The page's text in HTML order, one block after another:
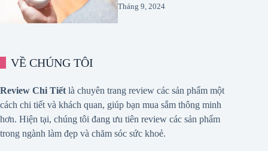
Tháng 9, 2024
VỀ CHÚNG TÔI
Review Chi Tiết là chuyên trang review các sản phẩm một
cách chi tiết và khách quan, giúp bạn mua sắm thông minh
hơn. Hiện tại, chúng tôi đang ưu tiên review các sản phẩm
trong ngành làm đẹp và chăm sóc sức khoẻ.